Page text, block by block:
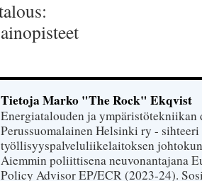
Tietoja Marko "The Rock" Ekqvist
Energiatalouden ja
Perussuomalainen Helsinki ry -
työllisyyspalveluliikelaitoksen
Aiemmin poliittisena neuvonantajana
Policy Advisor EP/ECR (2023-24).